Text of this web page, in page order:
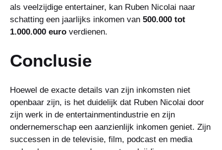
als veelzijdige entertainer, kan Ruben Nicolai naar
schatting een jaarlijks inkomen van 500.000 tot
1.000.000 euro verdienen.
Conclusie
Hoewel de exacte details van zijn inkomsten niet
openbaar zijn, is het duidelijk dat Ruben Nicolai door
zijn werk in de entertainmentindustrie en zijn
ondernemerschap een aanzienlijk inkomen geniet. Zijn
successen in de televisie, film, podcast en media